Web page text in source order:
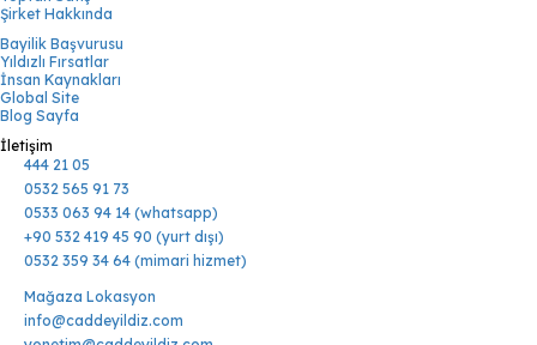
Şirket Hakkında
Bayilik Başvurusu
Yıldızlı Fırsatlar
İnsan Kaynakları
Global Site
Blog Sayfa
İletişim
444 21 05
0532 565 91 73
0533 063 94 14 (whatsapp)
+90 532 419 45 90 (yurt dışı)
0532 359 34 64 (mimari hizmet)
Mağaza Lokasyon
info@caddeyildiz.com